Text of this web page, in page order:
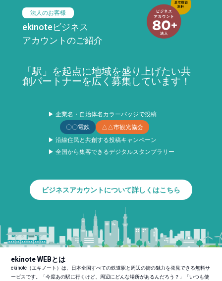
法人のお客様
ekinoteビジネス
アカウントのご紹介
「駅」を起点に地域を盛り上げたい共
創パートナーを広く募集しています！
▶ 企業名・自治体名カラーバッジで投稿
〇〇電鉄
△△市観光協会
▶ 沿線住民と共創する投稿キャンペーン
▶ 全国から集客できるデジタルスタンプラリー
ビジネスアカウントについて詳しくはこちら
ekinote WEBとは
ekinote（エキノート）は、日本全国すべての鉄道駅と周辺の街の魅力を発見できる無料サ
ービスです。「今度あの駅に行くけど、周辺にどんな場所があるんだろう？」「いつも使